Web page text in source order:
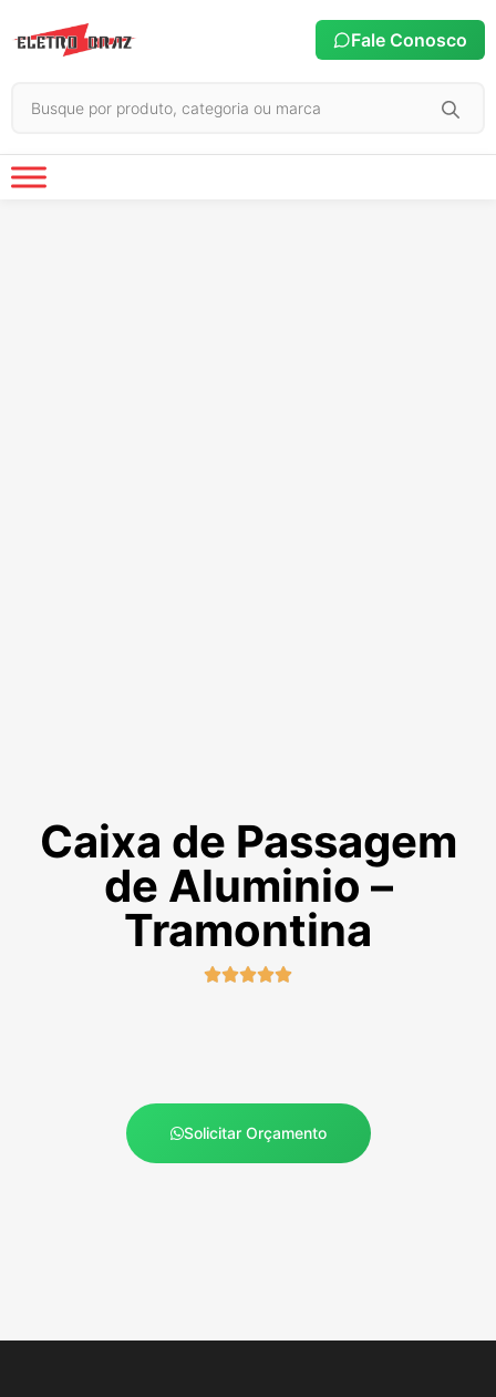
Fale Conosco
Caixa de Passagem
de Aluminio –
Tramontina

Solicitar Orçamento